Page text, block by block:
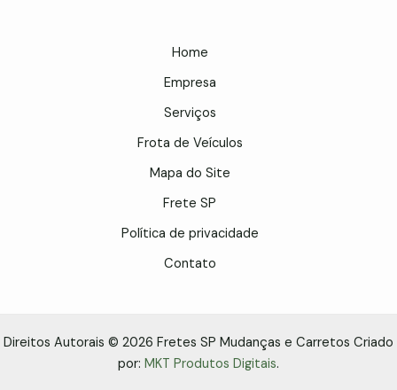
Home
Empresa
Serviços
Frota de Veículos
Mapa do Site
Frete SP
Política de privacidade
Contato
Direitos Autorais © 2026 Fretes SP Mudanças e Carretos Criado
por: MKT Produtos Digitais.